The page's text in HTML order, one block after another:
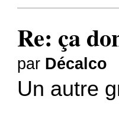
Re: ça
par Décalco
Un autre